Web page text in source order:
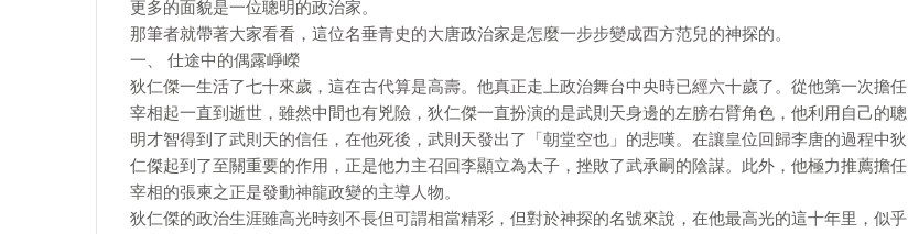
更多的面貌是一位聰明的政治家。
那筆者就帶著大家看看，這位名垂青史的大唐政治家是怎麼一步步變成西方范兒的神探的。
一、 仕途中的偶露崢嶸
狄仁傑一生活了七十來歲，這在古代算是高壽。他真正走上政治舞台中央時已經六十歲了。從他第一次擔任
宰相起一直到逝世，雖然中間也有兇險，狄仁傑一直扮演的是武則天身邊的左膀右臂角色，他利用自己的聰
明才智得到了武則天的信任，在他死後，武則天發出了「朝堂空也」的悲嘆。在讓皇位回歸李唐的過程中狄
仁傑起到了至關重要的作用，正是他力主召回李顯立為太子，挫敗了武承嗣的陰謀。此外，他極力推薦擔任
宰相的張柬之正是發動神龍政變的主導人物。
狄仁傑的政治生涯雖高光時刻不長但可謂相當精彩，但對於神探的名號來說，在他最高光的這十年里，似乎